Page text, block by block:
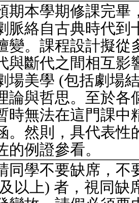
期本學期修課完畢
脈絡自古典時代到
變。課程設計擬從
與斷代之間相互影
場美學 (包括劇場
論與哲思。至於各
時無法在這門課中
。然則，具代表性
的例證參看。
同學不要缺席，不
以上) 者，視同缺